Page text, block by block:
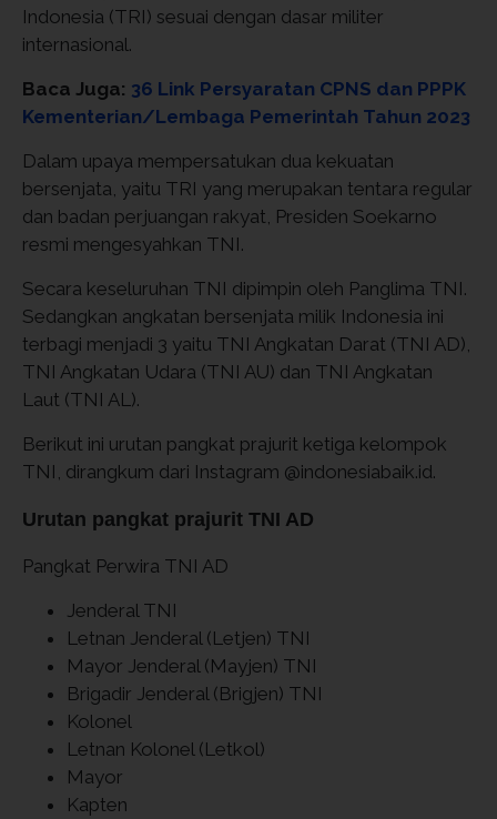
Indonesia (TRI) sesuai dengan dasar militer
internasional.
Baca Juga: 36 Link Persyaratan CPNS dan PPPK
Kementerian/Lembaga Pemerintah Tahun 2023
Dalam upaya mempersatukan dua kekuatan
bersenjata, yaitu TRI yang merupakan tentara regular
dan badan perjuangan rakyat, Presiden Soekarno
resmi mengesyahkan TNI.
Secara keseluruhan TNI dipimpin oleh Panglima TNI.
Sedangkan angkatan bersenjata milik Indonesia ini
terbagi menjadi 3 yaitu TNI Angkatan Darat (TNI AD),
TNI Angkatan Udara (TNI AU) dan TNI Angkatan
Laut (TNI AL).
Berikut ini urutan pangkat prajurit ketiga kelompok
TNI, dirangkum dari Instagram @indonesiabaik.id.
Urutan pangkat prajurit TNI AD
Pangkat Perwira TNI AD
Jenderal TNI
Letnan Jenderal (Letjen) TNI
Mayor Jenderal (Mayjen) TNI
Brigadir Jenderal (Brigjen) TNI
Kolonel
Letnan Kolonel (Letkol)
Mayor
Kapten